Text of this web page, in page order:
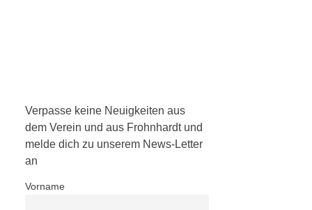
Verpasse keine Neuigkeiten aus
dem Verein und aus Frohnhardt und
melde dich zu unserem News-Letter
an
Vorname